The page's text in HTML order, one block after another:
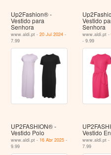
Up2Fashion® -
Vestido para
Senhora
www.aldi.pt -20 Jul 2024 -
7.99
Vestido
Senhora
www.aldi.pt -
- 9.99
UP2FASHION® -
Vestido Polo
www.aldi.pt - 16 Abr 2025 -
9.99
Vestido
www.aldi.pt -
7.99